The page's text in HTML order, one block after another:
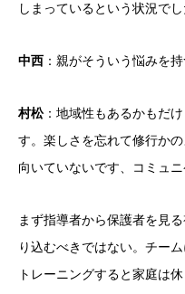
しまっているという状況でし
中西 ：親がそういう悩みを
村松：地域性もあるかもだ
す。楽しさを忘れて修行か
向いていないです、コミュ
まず指導者から保護者を見
り込むべきではない。チー
トレーニングすると家庭は